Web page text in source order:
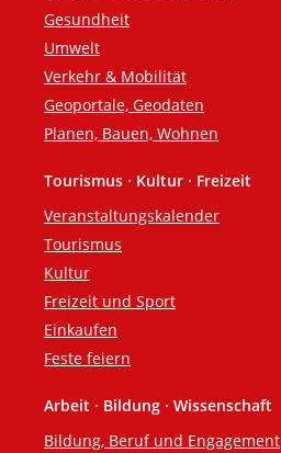
Gesundheit
Umwelt
Verkehr & Mobilität
Geoportale, Geodaten
Planen, Bauen, Wohnen
Tourismus · Kultur · Freizeit
Veranstaltungskalender
Tourismus
Kultur
Freizeit und Sport
Einkaufen
Feste feiern
Arbeit · Bildung · Wissenschaft
Bildung, Beruf und Engagement